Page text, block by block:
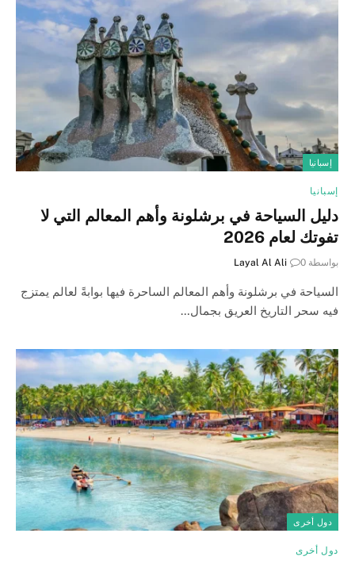
إسبانيا
إسبانيا
دليل السياحة في برشلونة وأهم المعالم التي لا
تفوتك لعام 2026
بواسطة Layal Al Ali 0
السياحة في برشلونة وأهم المعالم الساحرة فيها بوابةً لعالم يمتزج
فيه سحر التاريخ العريق بجمال…
دول أخرى
دول أخرى